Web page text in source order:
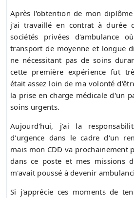
Après l'obtention de mon
j'ai travaillé en contrat à durée
sociétés privées d'ambulance
transport de moyenne et longue
ne nécessitant pas de soins
cette première expérience fut
était assez loin de ma volonté
la prise en charge médicale d'un
soins urgents.
Aujourd'hui, j'ai la
d'urgence dans le cadre d'un
mais mon CDD va prochainement
dans ce poste et mes missions
m'avait poussé à devenir
Si j'apprécie ces moments de